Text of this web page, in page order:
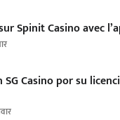
Spinit Casino avec
Casino por su